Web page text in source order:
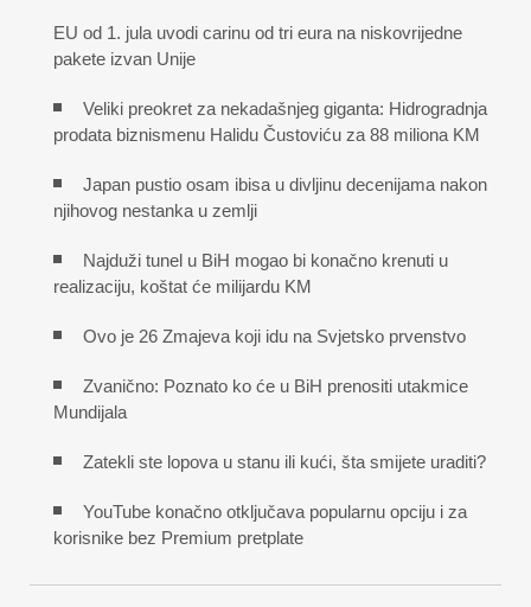
EU od 1. jula uvodi carinu od tri eura na niskovrijedne
pakete izvan Unije
Veliki preokret za nekadašnjeg giganta: Hidrogradnja
prodata biznismenu Halidu Čustoviću za 88 miliona KM
Japan pustio osam ibisa u divljinu decenijama nakon
njihovog nestanka u zemlji
Najduži tunel u BiH mogao bi konačno krenuti u
realizaciju, koštat će milijardu KM
Ovo je 26 Zmajeva koji idu na Svjetsko prvenstvo
Zvanično: Poznato ko će u BiH prenositi utakmice
Mundijala
Zatekli ste lopova u stanu ili kući, šta smijete uraditi?
YouTube konačno otključava popularnu opciju i za
korisnike bez Premium pretplate